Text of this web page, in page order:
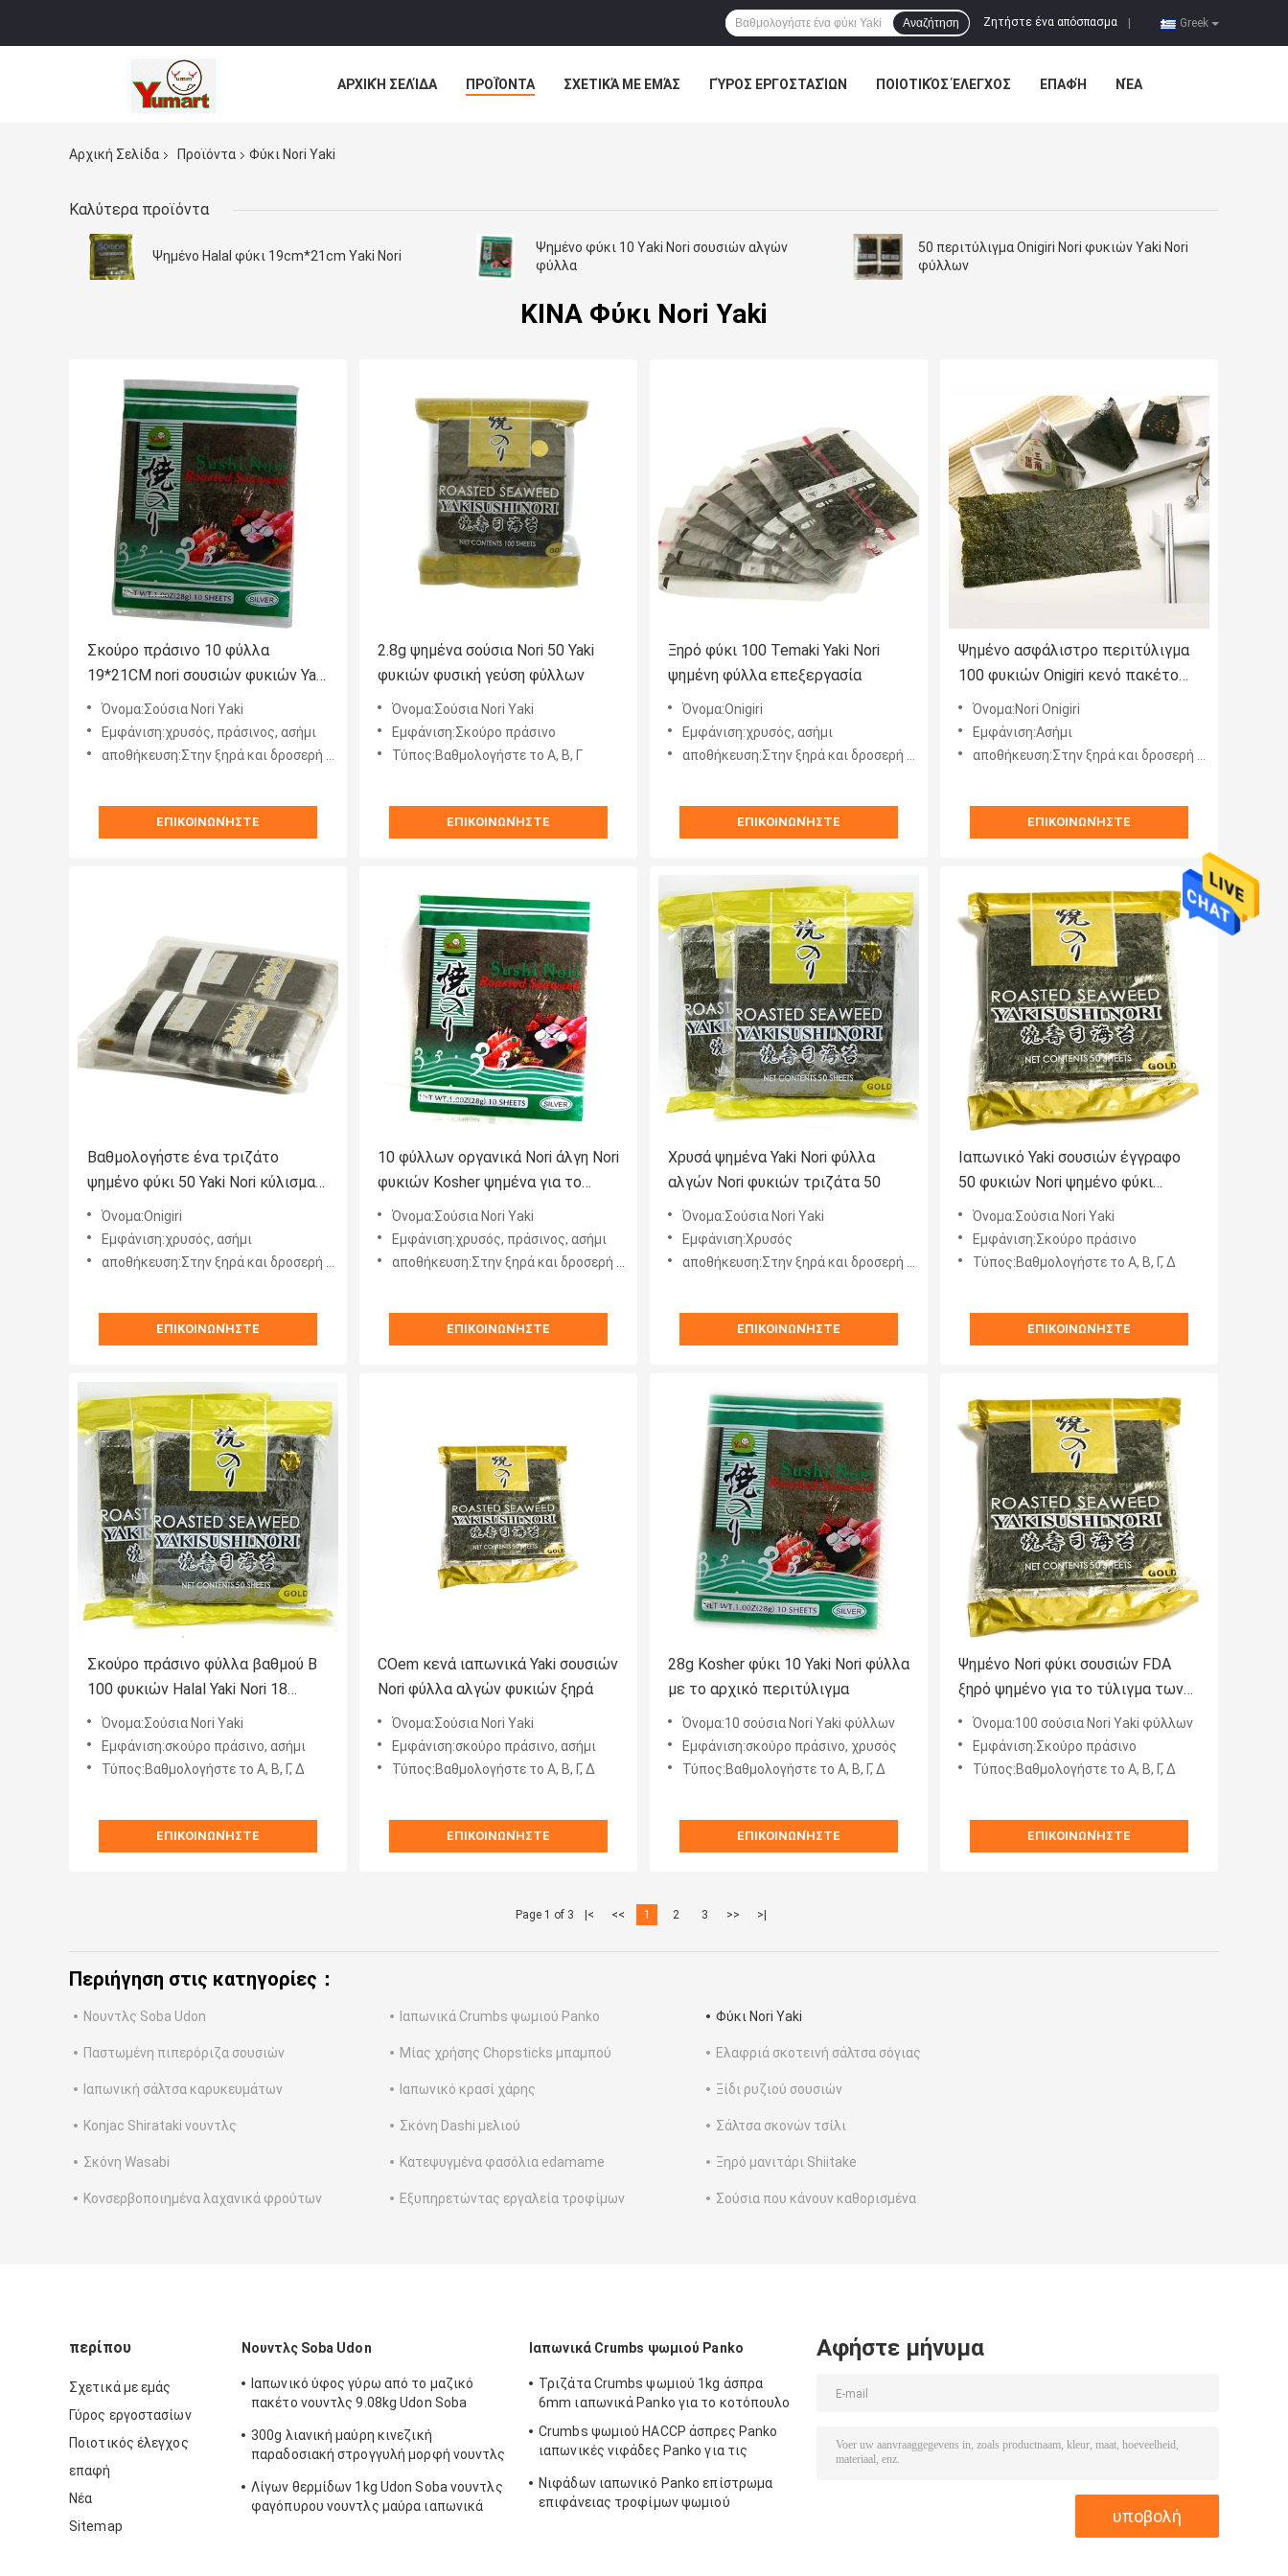
Greek
Ζητήστε ένα απόσπασμα
Αναζήτηση
ΑΡΧΙΚΉ ΣΕΛΊΔΑ ΠΡΟΪΌΝΤΑ ΣΧΕΤΙΚΆ ΜΕ ΕΜΆΣ ΓΎΡΟΣ ΕΡΓΟΣΤΑΣΊΩΝ ΠΟΙΟΤΙΚΌΣ ΈΛΕΓΧΟΣ ΕΠΑΦΉ ΝΈΑ
Αρχική Σελίδα
Προϊόντα Φύκι Nori Yaki
Καλύτερα προϊόντα
Ψημένο Halal φύκι 19cm*21cm Yaki Nori
Ψημένο φύκι 10 Yaki Nori σουσιών αλγών
φύλλα
50 περιτύλιγμα Onigiri Nori φυκιών Yaki Nori
φύλλων
ΚΙΝΑ Φύκι Nori Yaki
Σκούρο πράσινο 10 φύλλα
19*21CM nori σουσιών φυκιών Yaki
Nori φύλλων
Όνομα:Σούσια Nori Yaki
Εμφάνιση:χρυσός, πράσινος, ασήμι
αποθήκευση:Στην ξηρά και δροσερή θέση
ΕΠΙΚΟΙΝΩΝΉΣΤΕ
2.8g ψημένα σούσια Nori 50 Yaki
φυκιών φυσική γεύση φύλλων
Όνομα:Σούσια Nori Yaki
Εμφάνιση:Σκούρο πράσινο
Τύπος:Βαθμολογήστε το Α, Β, Γ
ΕΠΙΚΟΙΝΩΝΉΣΤΕ
Ξηρό φύκι 100 Temaki Yaki Nori
ψημένη φύλλα επεξεργασία
Όνομα:Onigiri
Εμφάνιση:χρυσός, ασήμι
αποθήκευση:Στην ξηρά και δροσερή θέση
ΕΠΙΚΟΙΝΩΝΉΣΤΕ
Ψημένο ασφάλιστρο περιτύλιγμα
100 φυκιών Onigiri κενό πακέτο
φύλλων
Όνομα:Nori Onigiri
Εμφάνιση:Ασήμι
αποθήκευση:Στην ξηρά και δροσερή θέση
ΕΠΙΚΟΙΝΩΝΉΣΤΕ
Βαθμολογήστε ένα τριζάτο
ψημένο φύκι 50 Yaki Nori κύλισμα
χεριών φύλλων
Όνομα:Onigiri
Εμφάνιση:χρυσός, ασήμι
αποθήκευση:Στην ξηρά και δροσερή θέση
ΕΠΙΚΟΙΝΩΝΉΣΤΕ
10 φύλλων οργανικά Nori άλγη Nori
φυκιών Kosher ψημένα για το
ρόλο σουσιών
Όνομα:Σούσια Nori Yaki
Εμφάνιση:χρυσός, πράσινος, ασήμι
αποθήκευση:Στην ξηρά και δροσερή θέση
ΕΠΙΚΟΙΝΩΝΉΣΤΕ
Χρυσά ψημένα Yaki Nori φύλλα
αλγών Nori φυκιών τριζάτα 50
Όνομα:Σούσια Nori Yaki
Εμφάνιση:Χρυσός
αποθήκευση:Στην ξηρά και δροσερή θέση
ΕΠΙΚΟΙΝΩΝΉΣΤΕ
Ιαπωνικό Yaki σουσιών έγγραφο
50 φυκιών Nori ψημένο φύκι
φύλλα
Όνομα:Σούσια Nori Yaki
Εμφάνιση:Σκούρο πράσινο
Τύπος:Βαθμολογήστε το Α, Β, Γ, Δ
ΕΠΙΚΟΙΝΩΝΉΣΤΕ
Σκούρο πράσινο φύλλα βαθμού Β
100 φυκιών Halal Yaki Nori 18
μήνες
Όνομα:Σούσια Nori Yaki
Εμφάνιση:σκούρο πράσινο, ασήμι
Τύπος:Βαθμολογήστε το Α, Β, Γ, Δ
ΕΠΙΚΟΙΝΩΝΉΣΤΕ
COem κενά ιαπωνικά Yaki σουσιών
Nori φύλλα αλγών φυκιών ξηρά
Όνομα:Σούσια Nori Yaki
Εμφάνιση:σκούρο πράσινο, ασήμι
Τύπος:Βαθμολογήστε το Α, Β, Γ, Δ
ΕΠΙΚΟΙΝΩΝΉΣΤΕ
28g Kosher φύκι 10 Yaki Nori φύλλα
με το αρχικό περιτύλιγμα
Όνομα:10 σούσια Nori Yaki φύλλων
Εμφάνιση:σκούρο πράσινο, χρυσός
Τύπος:Βαθμολογήστε το Α, Β, Γ, Δ
ΕΠΙΚΟΙΝΩΝΉΣΤΕ
Ψημένο Nori φύκι σουσιών FDA
ξηρό ψημένο για το τύλιγμα των
σουσιών
Όνομα:100 σούσια Nori Yaki φύλλων
Εμφάνιση:Σκούρο πράσινο
Τύπος:Βαθμολογήστε το Α, Β, Γ, Δ
ΕΠΙΚΟΙΝΩΝΉΣΤΕ
Page 1 of 3 |< << 1 2 3 >> >|
Περιήγηση στις κατηγορίες：
Νουντλς Soba Udon Ιαπωνικά Crumbs ψωμιού Panko Φύκι Nori Yaki
Παστωμένη πιπερόριζα σουσιών Μίας χρήσης Chopsticks μπαμπού Ελαφριά σκοτεινή σάλτσα σόγιας
Ιαπωνική σάλτσα καρυκευμάτων Ιαπωνικό κρασί χάρης Ξίδι ρυζιού σουσιών
Konjac Shirataki νουντλς Σκόνη Dashi μελιού Σάλτσα σκονών τσίλι
Σκόνη Wasabi Κατεψυγμένα φασόλια edamame Ξηρό μανιτάρι Shiitake
Κονσερβοποιημένα λαχανικά φρούτων Εξυπηρετώντας εργαλεία τροφίμων Σούσια που κάνουν καθορισμένα
περίπου
Σχετικά με εμάς
Γύρος εργοστασίων
Ποιοτικός έλεγχος
επαφή
Νέα
Sitemap
Νουντλς Soba Udon
Ιαπωνικό ύφος γύρω από το μαζικό
πακέτο νουντλς 9.08kg Udon Soba
300g λιανική μαύρη κινεζική
παραδοσιακή στρογγυλή μορφή νουντλς
Λίγων θερμίδων 1kg Udon Soba νουντλς
φαγόπυρου νουντλς μαύρα ιαπωνικά
Ιαπωνικά Crumbs ψωμιού Panko
Τριζάτα Crumbs ψωμιού 1kg άσπρα
6mm ιαπωνικά Panko για το κοτόπουλο
Crumbs ψωμιού HACCP άσπρες Panko
ιαπωνικές νιφάδες Panko για τις
Νιφάδων ιαπωνικό Panko επίστρωμα
επιφάνειας τροφίμων ψωμιού
Αφήστε μήνυμα